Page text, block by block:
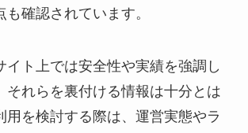
も確認されています。
イト上では安全性や実績を強調し
それらを裏付ける情報は十分とは
用を検討する際は、運営実態やラ